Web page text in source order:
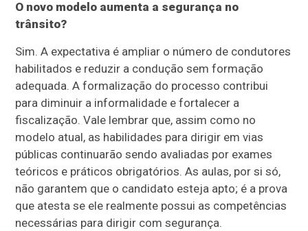
O novo modelo aumenta a segurança no
trânsito?
Sim. A expectativa é ampliar o número de condutores
habilitados e reduzir a condução sem formação
adequada. A formalização do processo contribui
para diminuir a informalidade e fortalecer a
fiscalização. Vale lembrar que, assim como no
modelo atual, as habilidades para dirigir em vias
públicas continuarão sendo avaliadas por exames
teóricos e práticos obrigatórios. As aulas, por si só,
não garantem que o candidato esteja apto; é a prova
que atesta se ele realmente possui as competências
necessárias para dirigir com segurança.